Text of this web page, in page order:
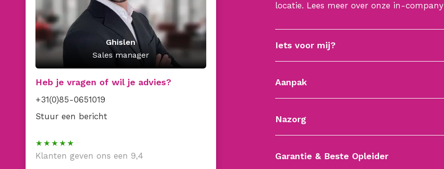
Ghislen
Sales manager
Heb je vragen of wil je advies?
+31(0)85-0651019
Stuur een bericht
Klanten geven ons een 9,4
locatie. Lees meer over onze in-company
Iets voor mij?
Aanpak
Nazorg
Garantie & Beste Opleider